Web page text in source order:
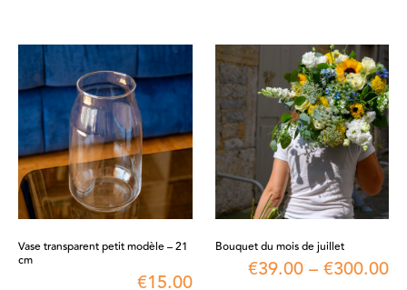
Vase transparent petit modèle – 21
cm
€15.00
Bouquet du mois de juillet
€39.00–€300.00